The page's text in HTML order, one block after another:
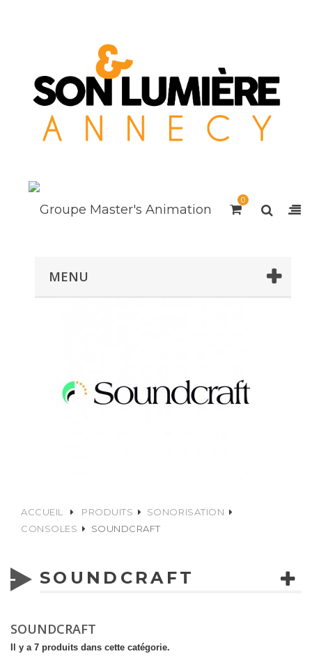
0
MENU
ACCUEIL PRODUITS
SONORISATION
CONSOLES
SOUNDCRAFT
SOUNDCRAFT
SOUNDCRAFT
Il y a 7 produits dans cette catégorie.